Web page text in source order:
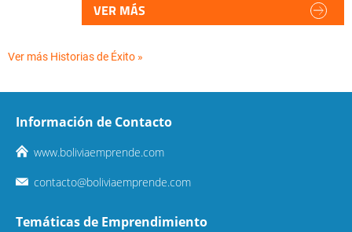
VER MÁS
Ver más Historias de Éxito »
Información de Contacto
www.boliviaemprende.com
contacto@boliviaemprende.com
Temáticas de Emprendimiento